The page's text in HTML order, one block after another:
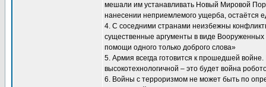
мешали им устанавливать Новый Мировой
нанесении неприемлемого ущерба, остаётся
4. С соседними странами неизбежны
существенные аргументы в виде
помощи одного только доброго слова»
5. Армия всегда готовится к прошедшей
высокотехнологичной – это будет война
6. Войны с терроризмом не может быть по